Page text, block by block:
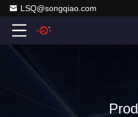
LSQ@songqiao.com